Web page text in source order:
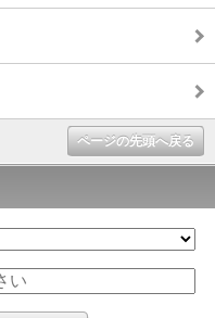
ページの先頭へ戻る